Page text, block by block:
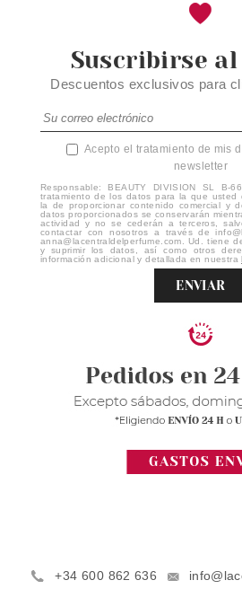
Suscribirse
Descuentos exclusivos para
Acepto el tratamiento de mis
newsletter
Responsable: BEAUTY DIVISION SL B-
tratamiento de los datos para la que usted
la de proporcionar contenido comercial y
datos proporcionados se conservarán
actividad y no se cederán a terceros,
contactar con nosotros a través de
anna@lacentraldelperfume.com. Ud. tiene
y suprimir los datos, así como otros
información adicional y detallada en nuestra
ENVIAR
+34 600 862 636